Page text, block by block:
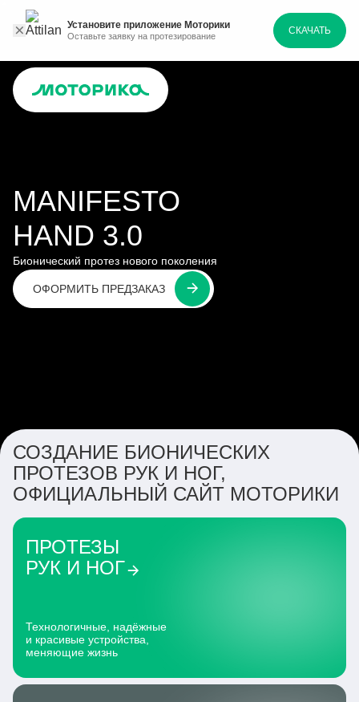
Установите приложение Моторики
Оставьте заявку на протезирование СКАЧАТЬ
MANIFESTO
HAND 3.0
Бионический протез нового поколения
ОФОРМИТЬ ПРЕДЗАКАЗ
СОЗДАНИЕ БИОНИЧЕСКИХ
ПРОТЕЗОВ РУК И НОГ,
ОФИЦИАЛЬНЫЙ САЙТ МОТОРИКИ
ПРОТЕЗЫ
РУК И НОГ
Технологичные, надёжные
и красивые устройства,
меняющие жизнь